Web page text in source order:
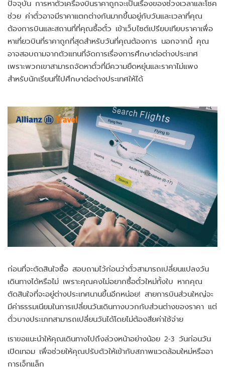
ปัจจุบัน การหาตั๋วเครื่องบินราคาถูกจะเป็นเรื้องของช่วงเวลาและโชค
ช่วย ค่าตั๋วอาจมีราคาแตกต่างกันมากขึ้นอยู่กับวันและเวลาที่คุณ
ต้องการบินและสถานที่ที่คุณซื้อตั๋ว เข้าเว็บไซต์เปรียบเทียบราคาเพื่อ
หาเที่ยวบินที่ราคาถูกที่สุดสำหรับวันที่คุณต้องการ นอกจากนี้ คุณ
อาจสอบถามจากตัวแทนที่จัดการเรื่องการศึกษาต่อต่างประเทศ
เพราะพวกเขาสามารถจัดหาตั๋วที่มีความยืดหยุ่นและราคาไม่แพง
สำหรับนักเรียนที่ไปศึกษาต่อต่างประเทศให้ได้
ก่อนที่จะตัดสินใจซื้อ สอบถามไว้ก่อนว่าตั๋วสามารถเปลี่ยนแปลงวัน
เดินทางได้หรือไม่ เพราะคุณคงไม่อยากซื้อตั๋วใหม่ทั้งใบ หากคุณ
ตัดสินใจที่จะอยู่ต่างประเทศนานขึ้นอีกหน่อย! สายการบินส่วนใหญ่จะ
มีค่าธรรมเนียมในการเปลี่ยนวันเดินทางบวกกับส่วนต่างของราคา แต่
ตั๋วบางประเภทสามารถเปลี่ยนวันได้โดยไม่ต้องสียค่าใช้จ่าย
เราขอแนะนำให้คุณเดินทางไปถึงล่วงหน้าอย่างน้อย 2-3 วันก่อนวัน
เปิดเทอม เพื่อช่วยให้คุณปรับตัวให้เข้ากับสภาพแวดล้อมใหม่หรืออา
การเจ็ทแล็ก